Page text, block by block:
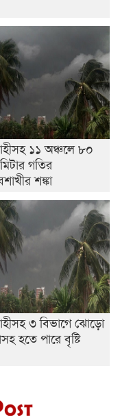
১১ অঞ্চলে ৮০
গতির
শঙ্কা
৩ বিভাগে ঝোড়ো
হতে পারে বৃষ্টি